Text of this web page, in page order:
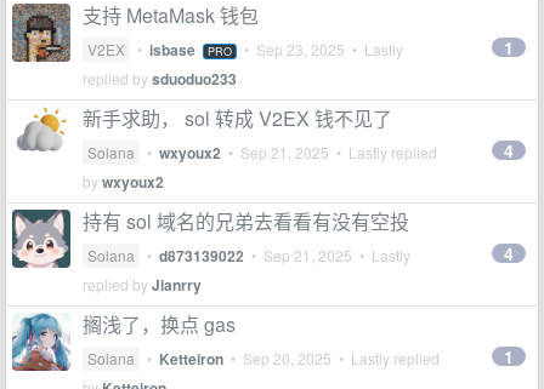
支持 MetaMask 钱包
V2EX • isbase PRO • Sep 23, 2025 • Lastly
replied bysduoduo233
1
新手求助， sol 转成 V2EX 钱不见了
Solana • wxyoux2 • Sep 21, 2025 • Lastly replied
bywxyoux2
4
持有 sol 域名的兄弟去看看有没有空投
Solana • d873139022 • Sep 21, 2025 • Lastly
replied byJianrry
4
搁浅了，换点 gas
Solana • Ketteiron • Sep 20, 2025 • Lastly replied
1